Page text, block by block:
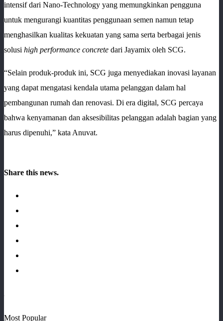
intensif dari Nano-Technology yang memungkinkan pengguna
untuk mengurangi kuantitas penggunaan semen namun tetap
menghasilkan kualitas kekuatan yang sama serta berbagai jenis
solusi high performance concrete dari Jayamix oleh SCG.
“Selain produk-produk ini, SCG juga menyediakan inovasi layanan
yang dapat mengatasi kendala utama pelanggan dalam hal
pembangunan rumah dan renovasi. Di era digital, SCG percaya
bahwa kenyamanan dan aksesibilitas pelanggan adalah bagian yang
harus dipenuhi,” kata Anuvat.
Share this news.
Most Popular